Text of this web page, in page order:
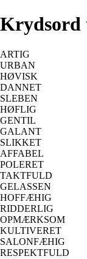
Krydsord
ARTIG
URBAN
HØVISK
DANNET
SLEBEN
HØFLIG
GENTIL
GALANT
SLIKKET
AFFABEL
POLERET
TAKTFULD
GELASSEN
HOFFÆHIG
RIDDERLIG
OPMÆRKSOM
KULTIVERET
SALONFÆHIG
RESPEKTFULD